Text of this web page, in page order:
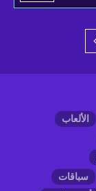
الألعاب
سباقات